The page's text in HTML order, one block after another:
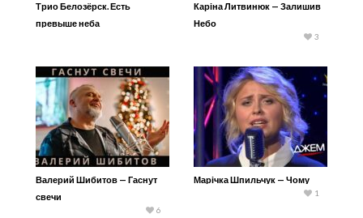
Трио Белозёрск. Есть
превыше неба
Каріна Литвинюк — Залишив
Небо
3
Валерий Шибитов — Гаснут
свечи
6
Марічка Шпильчук — Чому
1